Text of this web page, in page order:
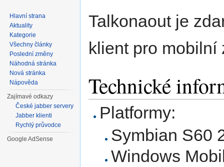
Talkonaout je
klient pro mobilní
Technické
Platformy:
Symbian S60
Windows
Hlavní strana
Aktuality
Kategorie
Všechny články
Poslední změny
Náhodná stránka
Nová stránka
Nápověda
Zajímavé odkazy
České jabber servery
Jabber klienti
Rychlý průvodce
Google AdSense